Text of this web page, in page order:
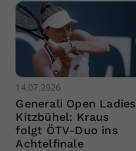
14.07.2026
Generali Open Ladies
Kitzbühel: Kraus
folgt ÖTV-Duo ins
Achtelfinale